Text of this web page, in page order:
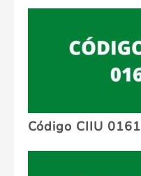
Código CIIU 0161